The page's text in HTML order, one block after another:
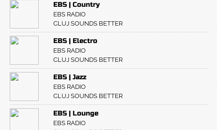
EBS | Country
EBS RADIO
CLUJ SOUNDS BETTER
EBS | Electro
EBS RADIO
CLUJ SOUNDS BETTER
EBS | Jazz
EBS RADIO
CLUJ SOUNDS BETTER
EBS | Lounge
EBS RADIO